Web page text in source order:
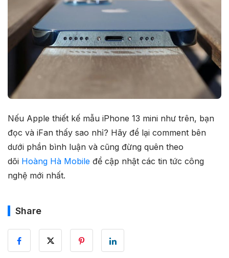
Nếu Apple thiết kế mẫu iPhone 13 mini như trên, bạn
đọc và iFan thấy sao nhỉ? Hãy để lại comment bên
dưới phần bình luận và cũng đừng quên theo
dõi Hoàng Hà Mobile để cập nhật các tin tức công
nghệ mới nhất.
Share